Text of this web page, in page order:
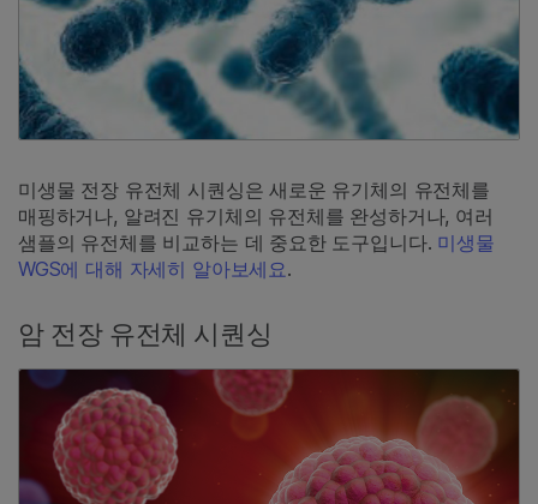
미생물 전장 유전체 시퀀싱은 새로운 유기체의 유전체를
매핑하거나, 알려진 유기체의 유전체를 완성하거나, 여러
샘플의 유전체를 비교하는 데 중요한 도구입니다. 미생물
WGS에 대해 자세히 알아보세요.
암 전장 유전체 시퀀싱